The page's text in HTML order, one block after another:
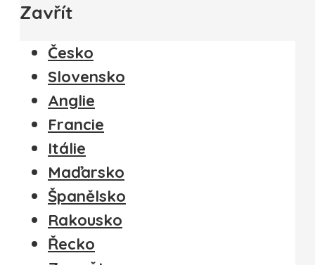
Zavřít
Česko
Slovensko
Anglie
Francie
Itálie
Maďarsko
Španělsko
Rakousko
Řecko